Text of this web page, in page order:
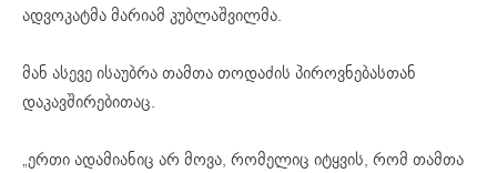
ადვოკატმა მარიამ კუბლაშვილმა.
მან ასევე ისაუბრა თამთა თოდაძის პიროვნებასთან
დაკავშირებითაც.
„ერთი ადამიანიც არ მოვა, რომელიც იტყვის, რომ თამთა